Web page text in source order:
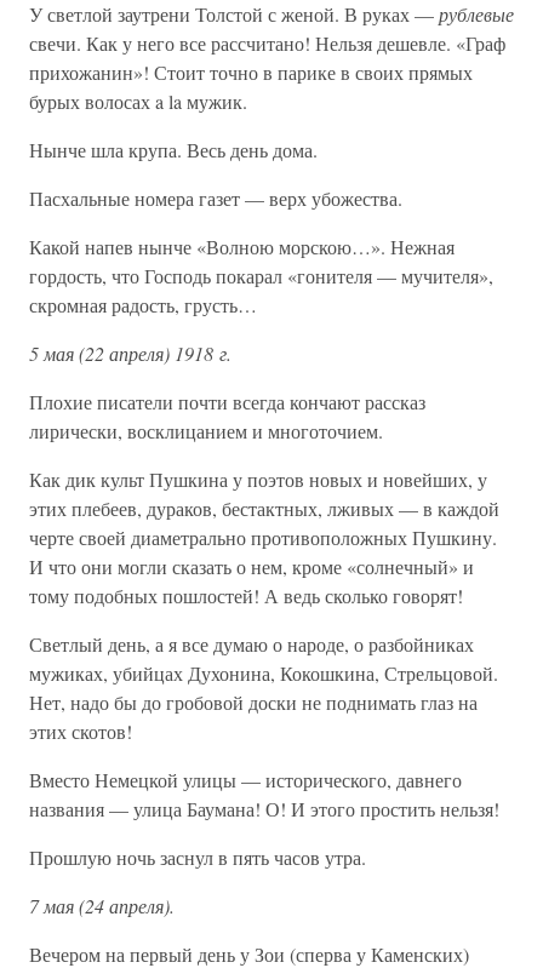
У светлой заутрени Толстой с женой. В руках —рублевые
свечи. Как у него все рассчитано! Нельзя дешевле. «Граф
прихожанин»! Стоит точно в парике в своих прямых
бурых волосах a la мужик.
Нынче шла крупа. Весь день дома.
Пасхальные номера газет — верх убожества.
Какой напев нынче «Волною морскою…». Нежная
гордость, что Господь покарал «гонителя — мучителя»,
скромная радость, грусть…
5 мая (22 апреля) 1918 г.
Плохие писатели почти всегда кончают рассказ
лирически, восклицанием и многоточием.
Как дик культ Пушкина у поэтов новых и новейших, у
этих плебеев, дураков, бестактных, лживых — в каждой
черте своей диаметрально противоположных Пушкину.
И что они могли сказать о нем, кроме «солнечный» и
тому подобных пошлостей! А ведь сколько говорят!
Светлый день, а я все думаю о народе, о разбойниках
мужиках, убийцах Духонина, Кокошкина, Стрельцовой.
Нет, надо бы до гробовой доски не поднимать глаз на
этих скотов!
Вместо Немецкой улицы — исторического, давнего
названия — улица Баумана! О! И этого простить нельзя!
Прошлую ночь заснул в пять часов утра.
7 мая (24 апреля).
Вечером на первый день у Зои (сперва у Каменских)